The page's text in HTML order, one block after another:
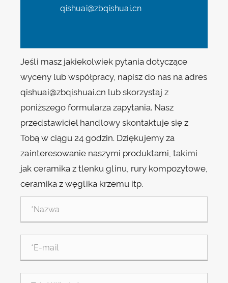
qishuai@zbqishuai.cn
Jeśli masz jakiekolwiek pytania dotyczące
wyceny lub współpracy, napisz do nas na adres
qishuai@zbqishuai.cn lub skorzystaj z
poniższego formularza zapytania. Nasz
przedstawiciel handlowy skontaktuje się z
Tobą w ciągu 24 godzin. Dziękujemy za
zainteresowanie naszymi produktami, takimi
jak ceramika z tlenku glinu, rury kompozytowe,
ceramika z węglika krzemu itp.